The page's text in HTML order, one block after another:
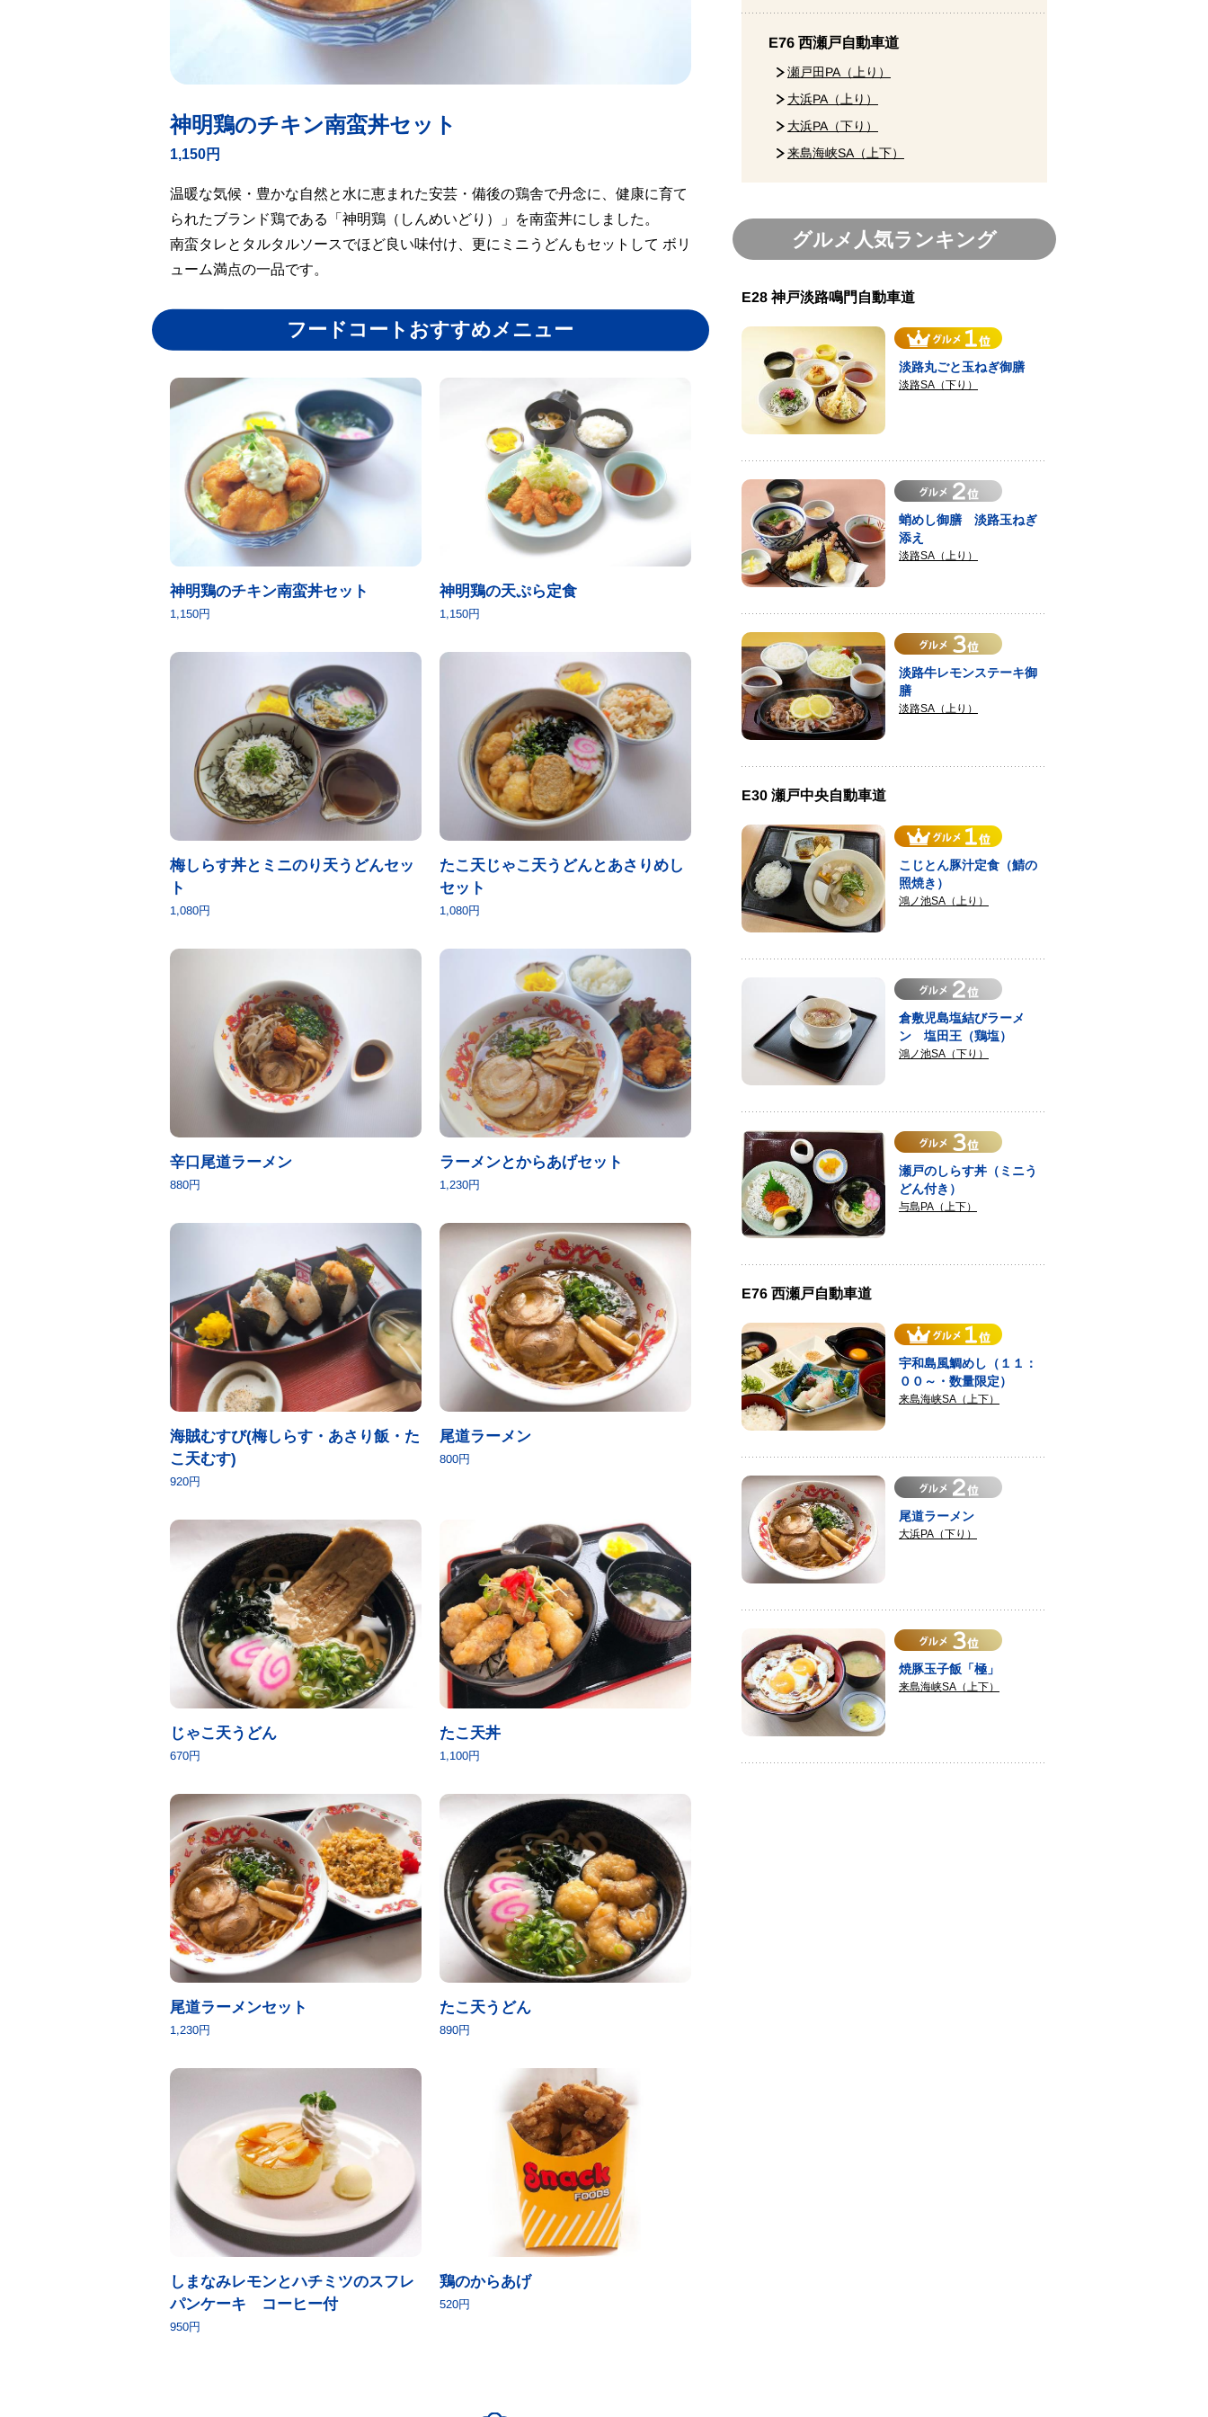
神明鶏のチキン南蛮丼セット
1,150円
温暖な気候・豊かな自然と水に恵まれた安芸・備後の鶏舎で丹念に、健康に育て
られたブランド鶏である「神明鶏（しんめいどり）」を南蛮丼にしました。
南蛮タレとタルタルソースでほど良い味付け、更にミニうどんもセットして ボリ
ューム満点の一品です。
フードコートおすすめメニュー
神明鶏のチキン南蛮丼セット
1,150円
神明鶏の天ぷら定食
1,150円
梅しらす丼とミニのり天うどんセッ
ト
1,080円
たこ天じゃこ天うどんとあさりめし
セット
1,080円
辛口尾道ラーメン
880円
ラーメンとからあげセット
1,230円
海賊むすび(梅しらす・あさり飯・た
こ天むす)
920円
尾道ラーメン
800円
じゃこ天うどん
670円
たこ天丼
1,100円
尾道ラーメンセット
1,230円
たこ天うどん
890円
しまなみレモンとハチミツのスフレ
パンケーキ コーヒー付
950円
鶏のからあげ
520円
E76 西瀬戸自動車道
瀬戸田PA（上り）
大浜PA（上り）
大浜PA（下り）
来島海峡SA（上下）
グルメ人気ランキング
E28 神戸淡路鳴門自動車道
淡路丸ごと玉ねぎ御膳
淡路SA（下り）
蛸めし御膳 淡路玉ねぎ
添え
淡路SA（上り）
淡路牛レモンステーキ御
膳
淡路SA（上り）
E30 瀬戸中央自動車道
こじとん豚汁定食（鯖の
照焼き）
鴻ノ池SA（上り）
倉敷児島塩結びラーメ
ン 塩田王（鶏塩）
鴻ノ池SA（下り）
瀬戸のしらす丼（ミニう
どん付き）
与島PA（上下）
E76 西瀬戸自動車道
宇和島風鯛めし（１１：
００～・数量限定）
来島海峡SA（上下）
尾道ラーメン
大浜PA（下り）
焼豚玉子飯「極」
来島海峡SA（上下）